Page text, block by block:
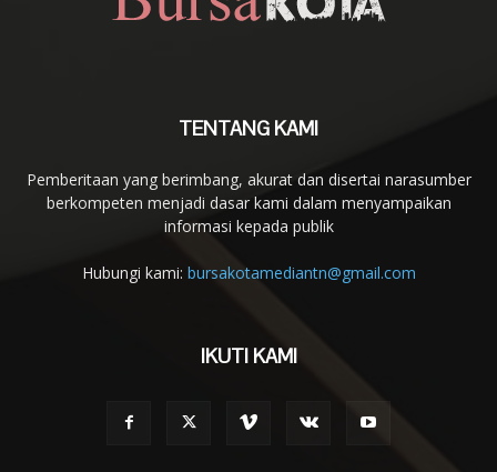
TENTANG KAMI
Pemberitaan yang berimbang, akurat dan disertai narasumber
berkompeten menjadi dasar kami dalam menyampaikan
informasi kepada publik
Hubungi kami: bursakotamediantn@gmail.com
IKUTI KAMI